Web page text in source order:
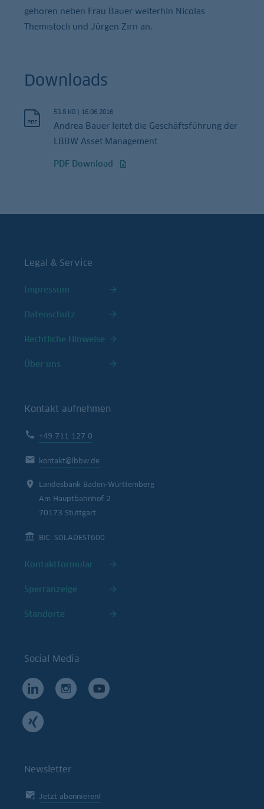
gehören neben Frau Bauer weiterhin Nicolas
Themistocli und Jürgen Zirn an.
Downloads
53.8 KB | 16.06.2016
Andrea Bauer leitet die Geschäftsführung der
LBBW Asset Management
PDF Download
Legal & Service
Impressum
Datenschutz
Rechtliche Hinweise
Über uns
Kontakt aufnehmen
+49 711 127 0
kontakt@lbbw.de
Landesbank Baden-Württemberg
Am Hauptbahnhof 2
70173 Stuttgart
BIC: SOLADEST600
Kontaktformular
Sperranzeige
Standorte
Social Media
Newsletter
Jetzt abonnieren!